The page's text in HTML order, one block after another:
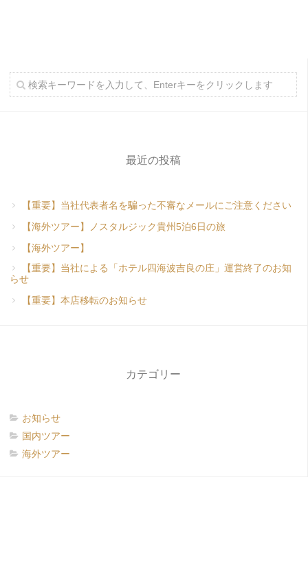
最近の投稿
【重要】当社代表者名を騙った不審なメールにご注意ください
【海外ツアー】ノスタルジック貴州5泊6日の旅
【海外ツアー】
【重要】当社による「ホテル四海波吉良の庄」運営終了のお知
らせ
【重要】本店移転のお知らせ
カテゴリー
お知らせ
国内ツアー
海外ツアー